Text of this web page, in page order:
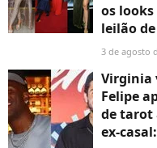
os
leilão
3 de agosto
Virginia
Felipe
de tarot
ex-